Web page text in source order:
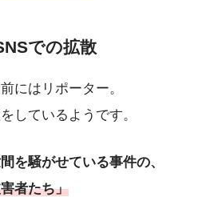
での拡散
にはリポーター。
しているようです。
間を騒がせている事件の、
者たち」